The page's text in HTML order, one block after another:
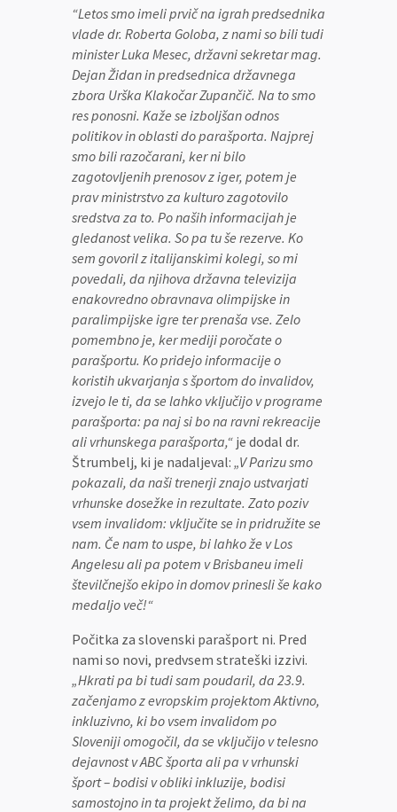
“Letos smo imeli prvič na igrah predsednika
vlade dr. Roberta Goloba, z nami so bili tudi
minister Luka Mesec, državni sekretar mag.
Dejan Židan in predsednica državnega
zbora Urška Klakočar Zupančič. Na to smo
res ponosni. Kaže se izboljšan odnos
politikov in oblasti do parašporta. Najprej
smo bili razočarani, ker ni bilo
zagotovljenih prenosov z iger, potem je
prav ministrstvo za kulturo zagotovilo
sredstva za to. Po naših informacijah je
gledanost velika. So pa tu še rezerve. Ko
sem govoril z italijanskimi kolegi, so mi
povedali, da njihova državna televizija
enakovredno obravnava olimpijske in
paralimpijske igre ter prenaša vse. Zelo
pomembno je, ker mediji poročate o
parašportu. Ko pridejo informacije o
koristih ukvarjanja s športom do invalidov,
izvejo le ti, da se lahko vključijo v programe
parašporta: pa naj si bo na ravni rekreacije
ali vrhunskega parašporta,“je dodal dr.
Štrumbelj, ki je nadaljeval: „V Parizu smo
pokazali, da naši trenerji znajo ustvarjati
vrhunske dosežke in rezultate. Zato poziv
vsem invalidom: vključite se in pridružite se
nam. Če nam to uspe, bi lahko že v Los
Angelesu ali pa potem v Brisbaneu imeli
številčnejšo ekipo in domov prinesli še kako
medaljo več!“
Počitka za slovenski parašport ni. Pred
nami so novi, predvsem strateški izzivi.
„Hkrati pa bi tudi sam poudaril, da 23.9.
začenjamo z evropskim projektom Aktivno,
inkluzivno, ki bo vsem invalidom po
Sloveniji omogočil, da se vključijo v telesno
dejavnost v ABC športa ali pa v vrhunski
šport – bodisi v obliki inkluzije, bodisi
samostojno in ta projekt želimo, da bi na